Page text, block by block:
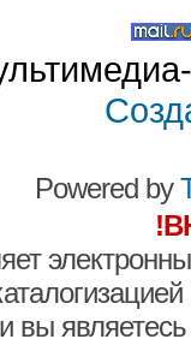
Powered by
являетесь